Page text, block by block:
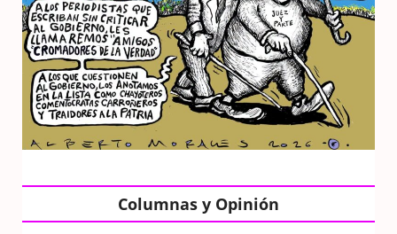
Columnas y Opinión